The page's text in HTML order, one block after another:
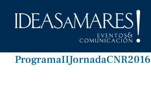
ProgramaIIJornadaCNR2016